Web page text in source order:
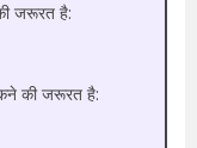
जरूरत है:
की जरूरत है: